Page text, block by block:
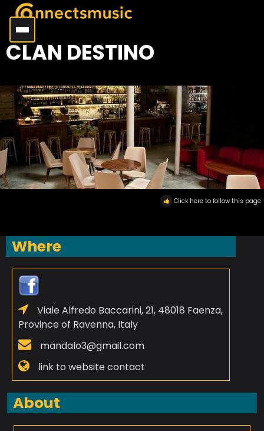
CLAN DESTINO
Click here to follow this page
Where
Viale Alfredo Baccarini, 21, 48018 Faenza,
Province of Ravenna, Italy
mandalo3@gmail.com
link to website contact
About